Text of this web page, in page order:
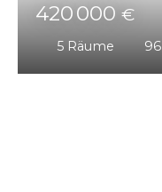
420 000€
5 Räume 96